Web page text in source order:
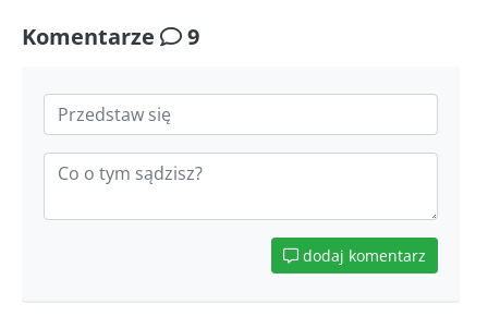
Komentarze 9
dodaj komentarz